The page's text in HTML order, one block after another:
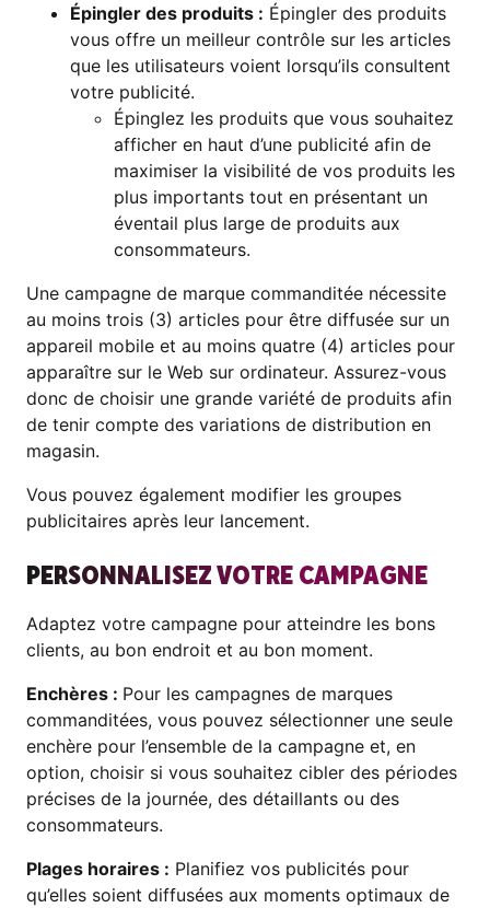
Épingler des produits : Épingler des produits
vous offre un meilleur contrôle sur les articles
que les utilisateurs voient lorsqu’ils consultent
votre publicité.
Épinglez les produits que vous souhaitez
afficher en haut d’une publicité afin de
maximiser la visibilité de vos produits les
plus importants tout en présentant un
éventail plus large de produits aux
consommateurs.
Une campagne de marque commanditée nécessite
au moins trois (3) articles pour être diffusée sur un
appareil mobile et au moins quatre (4) articles pour
apparaître sur le Web sur ordinateur. Assurez-vous
donc de choisir une grande variété de produits afin
de tenir compte des variations de distribution en
magasin.
Vous pouvez également modifier les groupes
publicitaires après leur lancement.
PERSONNALISEZ VOTRE CAMPAGNE
Adaptez votre campagne pour atteindre les bons
clients, au bon endroit et au bon moment.
Enchères : Pour les campagnes de marques
commanditées, vous pouvez sélectionner une seule
enchère pour l’ensemble de la campagne et, en
option, choisir si vous souhaitez cibler des périodes
précises de la journée, des détaillants ou des
consommateurs.
Plages horaires : Planifiez vos publicités pour
qu’elles soient diffusées aux moments optimaux de